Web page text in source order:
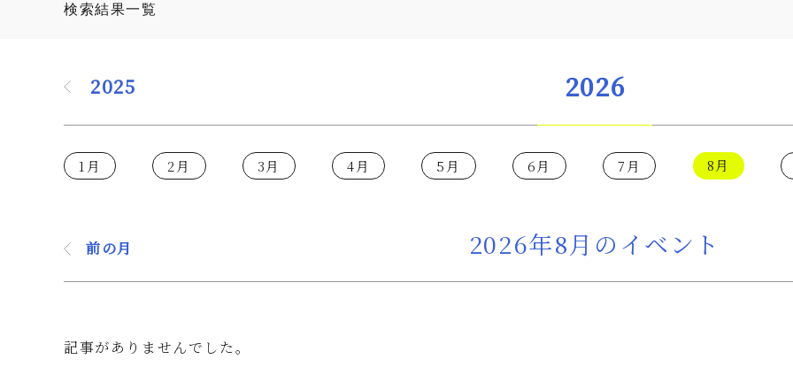
検索結果一覧
2025 2026
1月 2月 3月 4月 5月 6月 7月 8月
前の月 2026年8月のイベント
記事がありませんでした。